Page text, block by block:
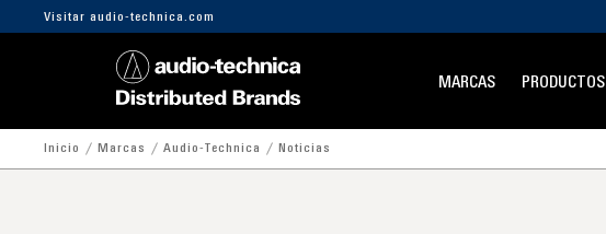
Visitar audio-technica.com
MARCAS PRODUCTOS
Inicio Marcas Audio-Technica Noticias